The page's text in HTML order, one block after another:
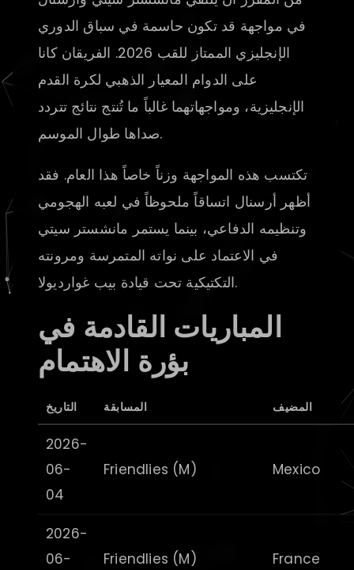
في مواجهة قد تكون حاسمة في سباق الدوري
الإنجليزي الممتاز للقب 2026. الفريقان كانا
على الدوام المعيار الذهبي لكرة القدم
الإنجليزية، ومواجهاتهما غالباً ما تُنتج نتائج تتردد
صداها طوال الموسم.
تكتسب هذه المواجهة وزناً خاصاً هذا العام. فقد
أظهر أرسنال اتساقاً ملحوظاً في لعبه الهجومي
وتنظيمه الدفاعي، بينما يستمر مانشستر سيتي
في الاعتماد على نواته المتمرسة ومرونته
التكتيكية تحت قيادة بيب غوارديولا.
المباريات القادمة في
بؤرة الاهتمام
التاريخ المسابقة المضيف
2026-
06-
04
Friendlies (M) Mexico
2026-
06-
Friendlies (M) France